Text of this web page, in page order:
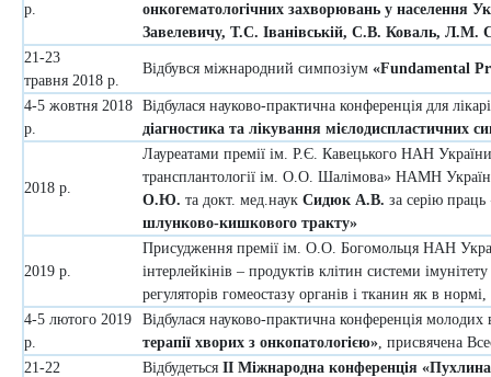
р.
онкогематологічних захворювань у населення
Завелевичу, Т.С. Іванівській, С.В. Коваль, Л.М.
21-23
травня 2018 р.
Відбувся міжнародний симпозіум «Fundamental
4-5 жовтня 2018
р.
Відбулася науково-практична конференція для
діагностика та лікування мієлодиспластичних
2018 р.
Лауреатами премії ім. Р.Є. Кавецького НАН
трансплантології ім. О.О. Шалімова» НАМН
О.Ю. та докт. мед.наук Сидюк А.В. за серію праць
шлунково-кишкового тракту»
2019 р.
Присудження премії ім. О.О. Богомольця НАН
інтерлейкінів – продуктів клітин системи
регуляторів гомеостазу органів і тканин як в
4-5 лютого 2019
р.
Відбулася науково-практична конференція
терапії хворих з онкопатологією», присвячена
21-22
Відбудеться ІІ Міжнародна конференція «Пухлина